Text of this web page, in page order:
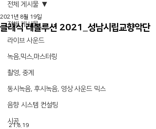
전체 게시물
라이브 사운드
녹음,믹스,마스터링
촬영, 중계
동시녹음, 후시녹음, 영상 사운드 믹스
음향 시스템 컨설팅
시공
전체 게시물
클래식 레볼루션 2021_성남시립교향악단
2021년 8월 19일
21.8.19